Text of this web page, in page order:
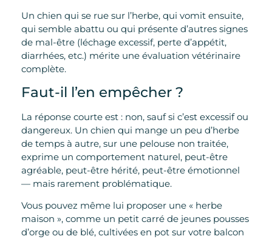
Un chien qui se rue sur l’herbe, qui vomit ensuite,
qui semble abattu ou qui présente d’autres signes
de mal-être (léchage excessif, perte d’appétit,
diarrhées, etc.) mérite une évaluation vétérinaire
complète.
Faut-il l’en empêcher ?
La réponse courte est : non, sauf si c’est excessif ou
dangereux. Un chien qui mange un peu d’herbe
de temps à autre, sur une pelouse non traitée,
exprime un comportement naturel, peut-être
agréable, peut-être hérité, peut-être émotionnel
— mais rarement problématique.
Vous pouvez même lui proposer une « herbe
maison », comme un petit carré de jeunes pousses
d’orge ou de blé, cultivées en pot sur votre balcon